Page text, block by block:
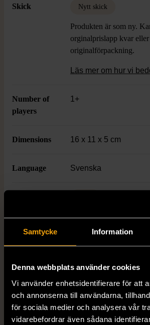
Samtycke Information
Denna webbplats använder cookies
Vi använder enhetsidentifierare för att
och annonserna till användarna,
för sociala medier och analysera vår
vidarebefordrar även sådana
Skick Nytt skick
Produkten är som ny.
orginalprislapp kvar
originalförpackning.
Läs mer om hur vi
Number of
players
1+
Dimensions 16 x 11 x 5 cm
Language Svenska
14 dagars ångerrät.